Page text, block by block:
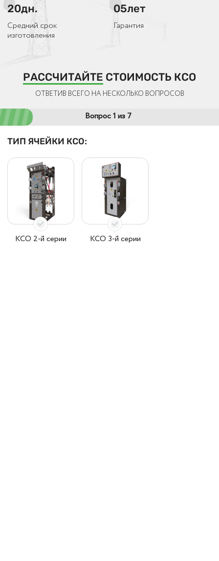
20дн.
Средний срок
изготовления
05лет
Гарантия
РАССЧИТАЙТЕ СТОИМОСТЬ КСО
ОТВЕТИВ ВСЕГО НА НЕСКОЛЬКО ВОПРОСОВ
Вопрос 1 из 7
ТИП ЯЧЕЙКИ КСО:
КСО 2-й серии КСО 3-й серии